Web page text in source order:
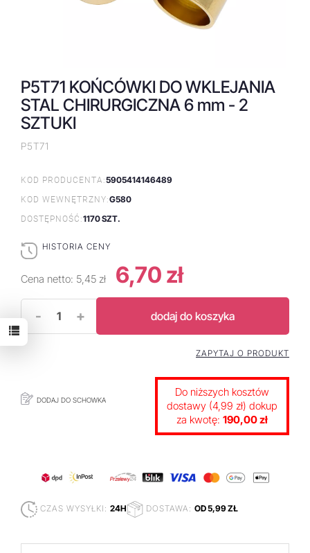
P5T71 KOŃCÓWKI DO WKLEJANIA
STAL CHIRURGICZNA 6 mm - 2
SZTUKI
P5T71
KOD PRODUCENTA:5905414146489
KOD WEWNĘTRZNY:G580
DOSTĘPNOŚĆ:1170 SZT.
HISTORIA CENY
Cena netto: 5,45 zł 6,70 zł
- + dodaj do koszyka
DODAJ DO SCHOWKA
ZAPYTAJ O PRODUKT
Do niższych kosztów
dostawy (4,99 zł) dokup
za kwotę: 190,00 zł
CZAS WYSYŁKI: 24H DOSTAWA: OD 5,99 ZŁ